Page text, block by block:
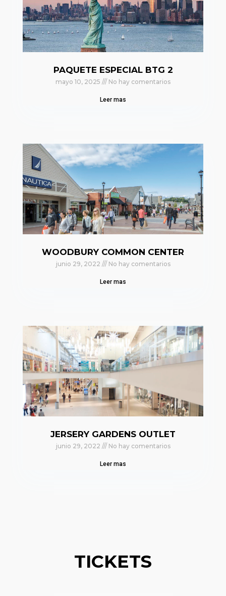
PAQUETE ESPECIAL BTG 2
mayo 10, 2025 No hay comentarios
Leer mas
WOODBURY COMMON CENTER
junio 29, 2022 No hay comentarios
Leer mas
JERSERY GARDENS OUTLET
junio 29, 2022 No hay comentarios
Leer mas
TICKETS